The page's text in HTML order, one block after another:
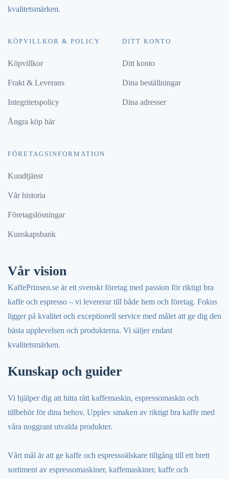
kvalitetsmärken.
KÖPVILLKOR & POLICY
Köpvillkor
Frakt & Leverans
Integritetspolicy
Ångra köp här
DITT KONTO
Ditt konto
Dina beställningar
Dina adresser
FÖRETAGSINFORMATION
Kundtjänst
Vår historia
Företagslösningar
Kunskapsbank
Vår vision
KaffePrinsen.se är ett svenskt företag med passion för riktigt bra
kaffe och espresso – vi levererar till både hem och företag. Fokus
ligger på kvalitet och exceptionell service med målet att ge dig den
bästa upplevelsen och produkterna. Vi säljer endast
kvalitetsmärken.
Kunskap och guider
Vi hjälper dig att hitta rätt kaffemaskin, espressomaskin och
tillbehör för dina behov. Upplev smaken av riktigt bra kaffe med
våra noggrant utvalda produkter.
Vårt mål är att ge kaffe och espressoälskare tillgång till ett brett
sortiment av espressomaskiner, kaffemaskiner, kaffe och